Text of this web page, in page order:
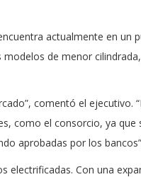
actualmente en un
de menor
comentó el ejecutivo.
como el consorcio, ya que
aprobadas por los
electrificadas. Con una